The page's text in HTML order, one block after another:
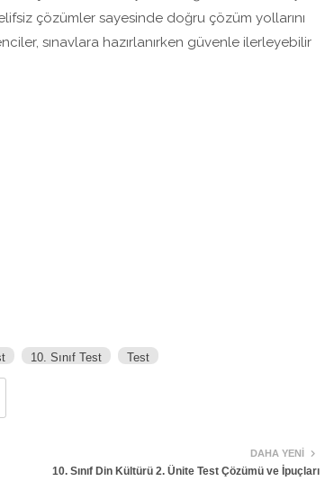
çözümler sayesinde doğru çözüm yollarını
sınavlara hazırlanırken güvenle ilerleyebilir
10. Sınıf Test Test
DAHA YENI
10. Sınıf Din Kültürü 2. Ünite Test Çözümü ve İpuçları